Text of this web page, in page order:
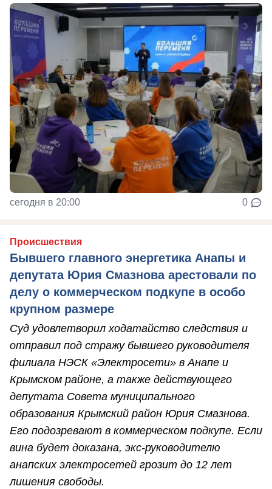
сегодня в 20:00 0
Происшествия
Бывшего главного энергетика Анапы и
депутата Юрия Смазнова арестовали по
делу о коммерческом подкупе в особо
крупном размере
Суд удовлетворил ходатайство следствия и
отправил под стражу бывшего руководителя
филиала НЭСК «Электросети» в Анапе и
Крымском районе, а также действующего
депутата Совета муниципального
образования Крымский район Юрия Смазнова.
Его подозревают в коммерческом подкупе. Если
вина будет доказана, экс-руководителю
анапских электросетей грозит до 12 лет
лишения свободы.